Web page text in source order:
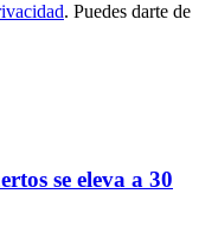
. Puedes darte de
se eleva a 30